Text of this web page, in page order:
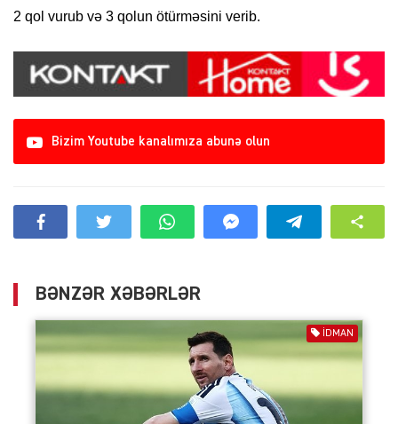
2 qol vurub və 3 qolun ötürməsini verib.
Bizim Youtube kanalımıza abunə olun
BƏNZƏR XƏBƏRLƏR
İDMAN